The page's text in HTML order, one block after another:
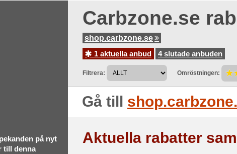
Carbzone.se
shop.carbzone.se
1 aktuella anbud
4 slutade anbuden
Filtrera: Omröstningen:
Gå till
på nyt
till denna
Aktuella rabatter